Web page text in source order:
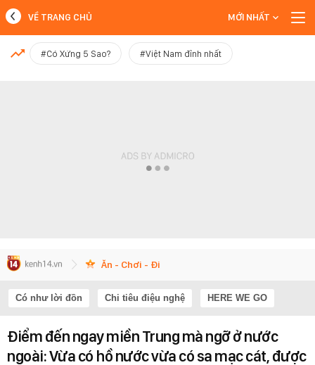
MỚI NHẤT
VỀ TRANG CHỦ MỚI NHẤT
#Có Xứng 5 Sao? #Việt Nam đỉnh nhất
Ăn - Chơi - Đi
Có như lời đồn Chi tiêu điệu nghệ HERE WE GO
Điểm đến ngay miền Trung mà ngỡ ở nước
ngoài: Vừa có hồ nước vừa có sa mạc cát, được